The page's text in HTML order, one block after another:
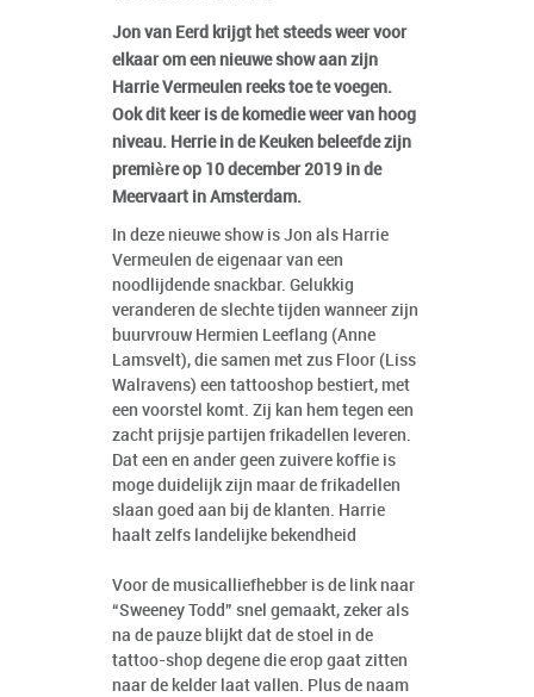
Jon van Eerd krijgt het steeds weer voor
elkaar om een nieuwe show aan zijn
Harrie Vermeulen reeks toe te voegen.
Ook dit keer is de komedie weer van hoog
niveau. Herrie in de Keuken beleefde zijn
première op 10 december 2019 in de
Meervaart in Amsterdam.
In deze nieuwe show is Jon als Harrie
Vermeulen de eigenaar van een
noodlijdende snackbar. Gelukkig
veranderen de slechte tijden wanneer zijn
buurvrouw Hermien Leeflang (Anne
Lamsvelt), die samen met zus Floor (Liss
Walravens) een tattooshop bestiert, met
een voorstel komt. Zij kan hem tegen een
zacht prijsje partijen frikadellen leveren.
Dat een en ander geen zuivere koffie is
moge duidelijk zijn maar de frikadellen
slaan goed aan bij de klanten. Harrie
haalt zelfs landelijke bekendheid
Voor de musicalliefhebber is de link naar
“Sweeney Todd” snel gemaakt, zeker als
na de pauze blijkt dat de stoel in de
tattoo-shop degene die erop gaat zitten
naar de kelder laat vallen. Plus de naam